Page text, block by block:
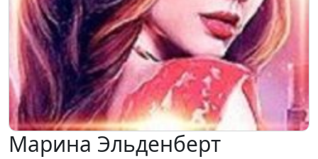
Марина Эльденберт